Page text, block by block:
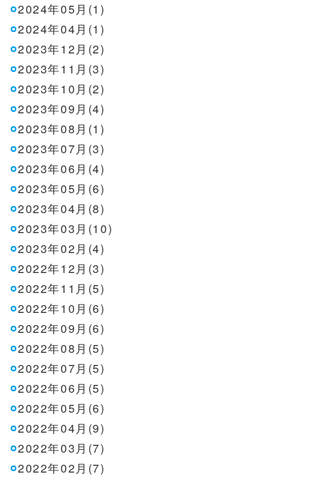
2024年05月(1)
2024年04月(1)
2023年12月(2)
2023年11月(3)
2023年10月(2)
2023年09月(4)
2023年08月(1)
2023年07月(3)
2023年06月(4)
2023年05月(6)
2023年04月(8)
2023年03月(10)
2023年02月(4)
2022年12月(3)
2022年11月(5)
2022年10月(6)
2022年09月(6)
2022年08月(5)
2022年07月(5)
2022年06月(5)
2022年05月(6)
2022年04月(9)
2022年03月(7)
2022年02月(7)